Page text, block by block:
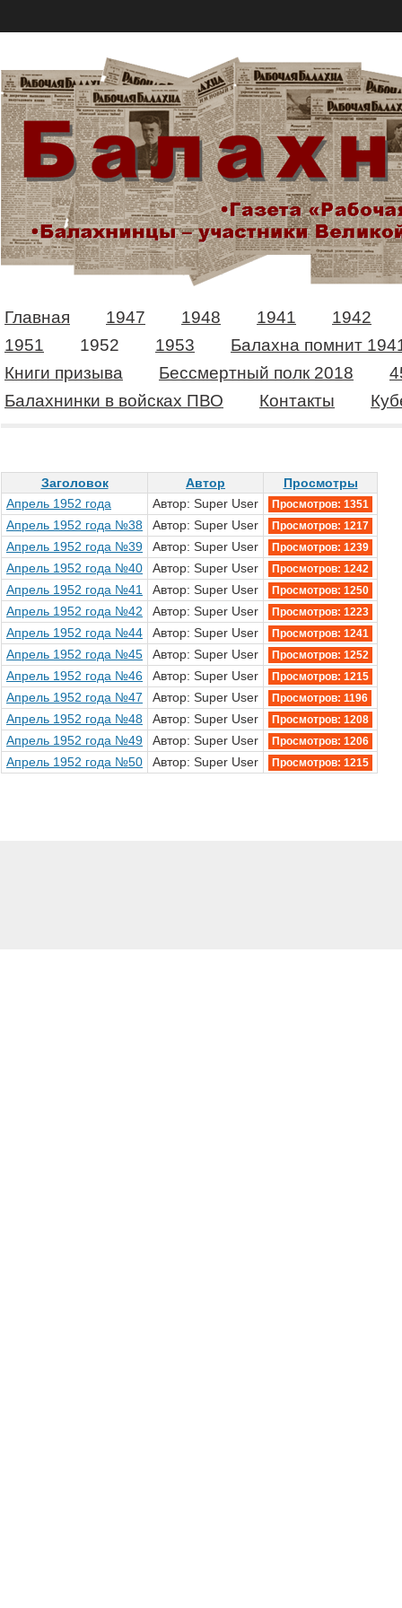
Главная 1947 1948 1941
1942
1951
1952 1953
Балахна помнит
Книги призыва
Бессмертный полк 2018
Балахнинки в войсках ПВО
Контакты
Заголовок Автор
Просмотры
Апрель 1952 года
Автор: Super User Просмотров: 1351
Апрель 1952 года №38 Автор: Super User Просмотров: 1217
Апрель 1952 года №39 Автор: Super User Просмотров: 1239
Апрель 1952 года №40 Автор: Super User Просмотров: 1242
Апрель 1952 года №41 Автор: Super User Просмотров: 1250
Апрель 1952 года №42 Автор: Super User Просмотров: 1223
Апрель 1952 года №44 Автор: Super User Просмотров: 1241
Апрель 1952 года №45 Автор: Super User Просмотров: 1252
Апрель 1952 года №46 Автор: Super User Просмотров: 1215
Апрель 1952 года №47 Автор: Super User Просмотров: 1196
Апрель 1952 года №48 Автор: Super User Просмотров: 1208
Апрель 1952 года №49 Автор: Super User Просмотров: 1206
Апрель 1952 года №50 Автор: Super User Просмотров: 1215